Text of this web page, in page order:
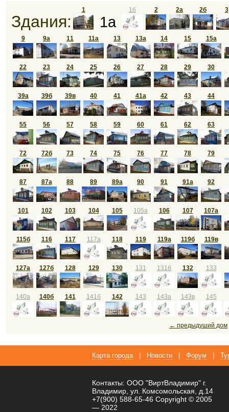
Здания:
1
1а
1б 2 2а 2б 3
9 9а 11 11а 13 13а 14 15 15а
22 23 24 25 26 27 28 29 30
39а 39б 39в 40 41 41а 42 43 44
55 56 57 58 59 60 61 62 63
72 72б 73 74 75 76 77 78 79
87 87а 88 89 89а 90 91 91а 92
101 102 103 104 105 105а 106 107 107а
115б 116 117 117а 118 119 119а 119б 119в
127а 127б 128 129 130 131 131б 132 133
140а 140б 141 141б 142 143 143а 143в 145
← предыдуший дом
Карта города Новости Форум
Контакты: ООО "ВиртВладимир" г.
Владимир, ул. Комсомольская, д.14
+7(900) 588-65-46 Copyright © 2005
— 2022